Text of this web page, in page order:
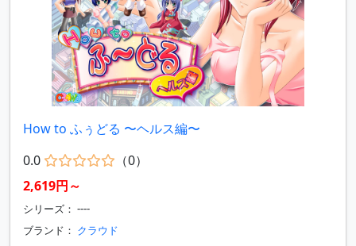
How to ふぅどる 〜ヘルス編〜
0.0
（0）
2,619円～
シリーズ： ----
ブランド： クラウド